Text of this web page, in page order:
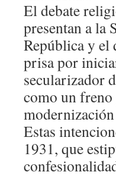
El debate
presentan a la
República y el
prisa por
secularizador
como un freno
Estas
1931, que